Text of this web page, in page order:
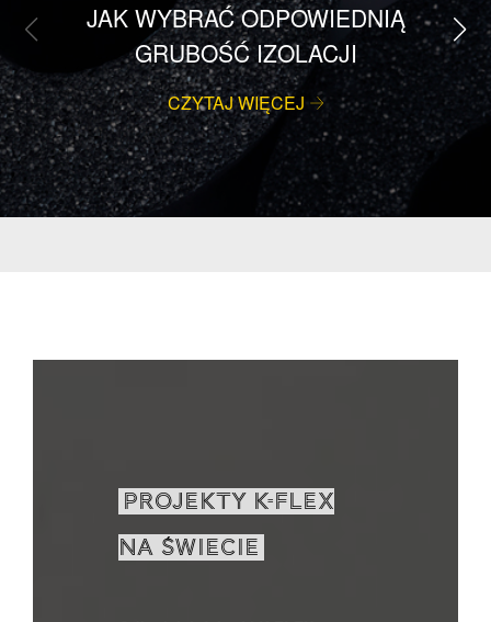
JAK WYBRAĆ ODPOWIEDNIĄ
GRUBOŚĆ IZOLACJI
CZYTAJ WIĘCEJ
PROJEKTY K-FLEX
NA ŚWIECIE